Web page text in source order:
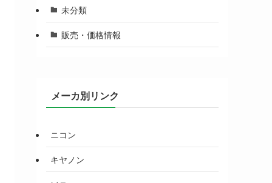
未分類
販売・価格情報
メーカ別リンク
ニコン
キヤノン